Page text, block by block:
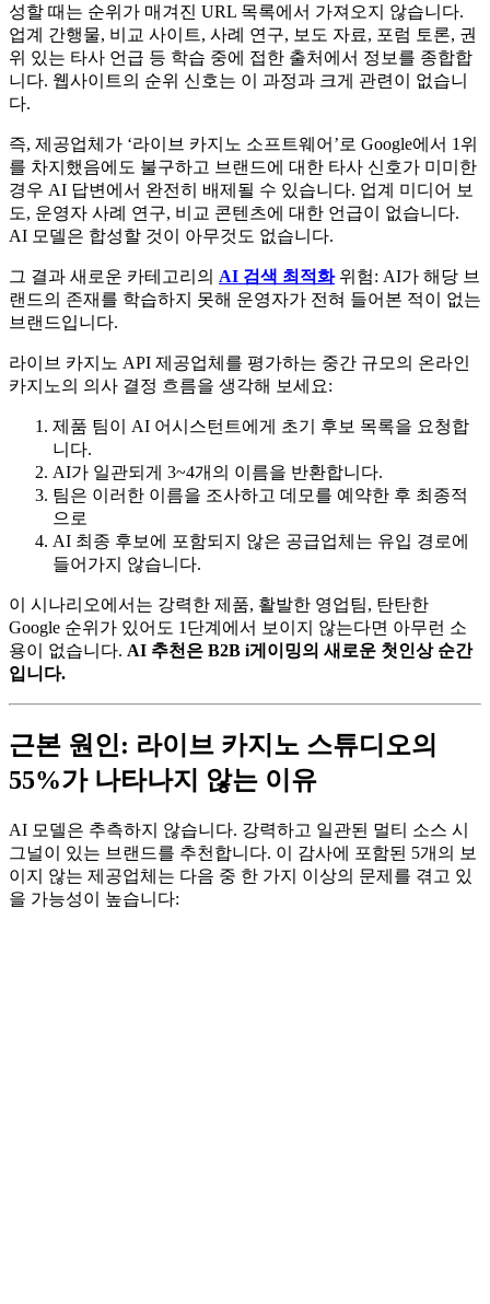
성할 때는 순위가 매겨진 URL 목록에서 가져오지 않습니다.
업계 간행물, 비교 사이트, 사례 연구, 보도 자료, 포럼 토론, 권
위 있는 타사 언급 등 학습 중에 접한 출처에서 정보를 종합합
니다. 웹사이트의 순위 신호는 이 과정과 크게 관련이 없습니
다.
즉, 제공업체가 ‘라이브 카지노 소프트웨어’로 Google에서 1위
를 차지했음에도 불구하고 브랜드에 대한 타사 신호가 미미한
경우 AI 답변에서 완전히 배제될 수 있습니다. 업계 미디어 보
도, 운영자 사례 연구, 비교 콘텐츠에 대한 언급이 없습니다.
AI 모델은 합성할 것이 아무것도 없습니다.
그 결과 새로운 카테고리의 AI 검색 최적화위험: AI가 해당 브
랜드의 존재를 학습하지 못해 운영자가 전혀 들어본 적이 없는
브랜드입니다.
라이브 카지노 API 제공업체를 평가하는 중간 규모의 온라인
카지노의 의사 결정 흐름을 생각해 보세요:
제품 팀이 AI 어시스턴트에게 초기 후보 목록을 요청합
니다.
AI가 일관되게 3~4개의 이름을 반환합니다.
팀은 이러한 이름을 조사하고 데모를 예약한 후 최종적
으로
AI 최종 후보에 포함되지 않은 공급업체는 유입 경로에
들어가지 않습니다.
이 시나리오에서는 강력한 제품, 활발한 영업팀, 탄탄한
Google 순위가 있어도 1단계에서 보이지 않는다면 아무런 소
용이 없습니다. AI 추천은 B2B i게이밍의 새로운 첫인상 순간
입니다.
근본 원인: 라이브 카지노 스튜디오의
55%가 나타나지 않는 이유
AI 모델은 추측하지 않습니다. 강력하고 일관된 멀티 소스 시
그널이 있는 브랜드를 추천합니다. 이 감사에 포함된 5개의 보
이지 않는 제공업체는 다음 중 한 가지 이상의 문제를 겪고 있
을 가능성이 높습니다: